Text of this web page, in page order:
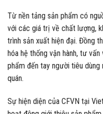
Từ nền tảng sản phẩm có
với các giá trị về chất lượng,
trình sản xuất hiện đại. Đồng
hóa hệ thống vận hành, tư
phẩm đến tay người tiêu
quán.
Sự hiện diện của CFVN tại